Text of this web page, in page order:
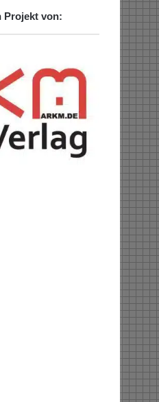
Projekt von: